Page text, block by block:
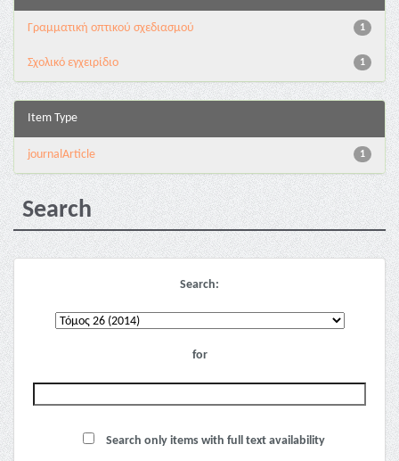
1
Γραμματική οπτικού σχεδιασμού
1
Σχολικό εγχειρίδιο
Item Type
1
journalArticle
Search
Search:
for
Search only items with full text availability